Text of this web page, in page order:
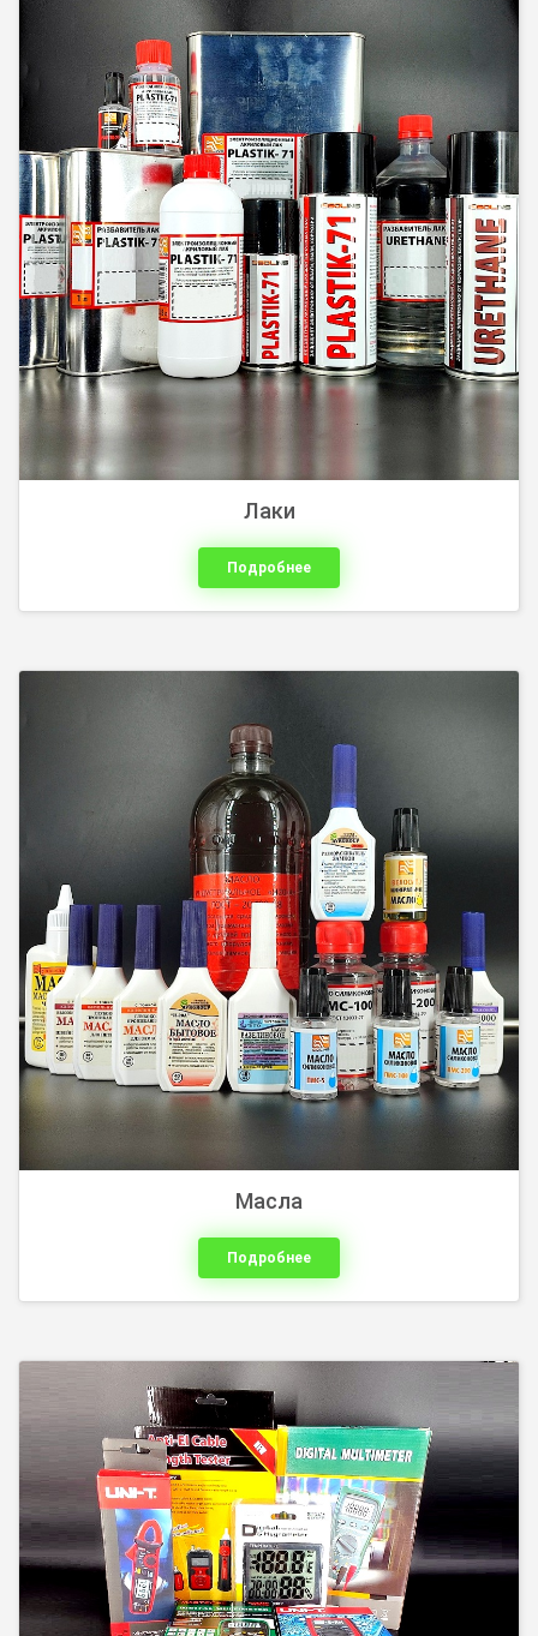
Лаки
Подробнее
силиконовое (ПМС) вазелиновое, минеральное, бытовое
(для замков, петель, швейных машин) размораживатель
замков.
Масла
Подробнее
В продаже имеются мультиметры известных брендов
Mastech, Uni-T, Sinometer , Noyafa. Так же реализуем
качественные приборы и для бюджетных проектов.
Неодимовые магниты (диск, призма, с отверстиями, с
клеем, поисковые магниты) выполнены из сплава
Неодим-Железо-Бор (NdFeB) N38 , N42, N50, N52. На
магнитах выполнено ...